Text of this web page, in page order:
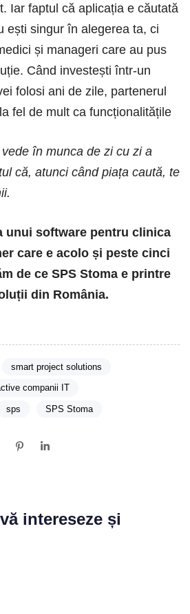
Iar faptul că aplicația e căutată
ești singur în alegerea ta, ci
și manageri care au pus
Când investești într-un
folosi ani de zile, partenerul
fel de mult ca funcționalitățile
în munca de zi cu zi a
că, atunci când piața caută, te
software pentru clinica
care e acolo și peste cinci
de ce SPS Stoma e printre
din România.
smart project solutions
companii IT
sps SPS Stoma
intereseze și